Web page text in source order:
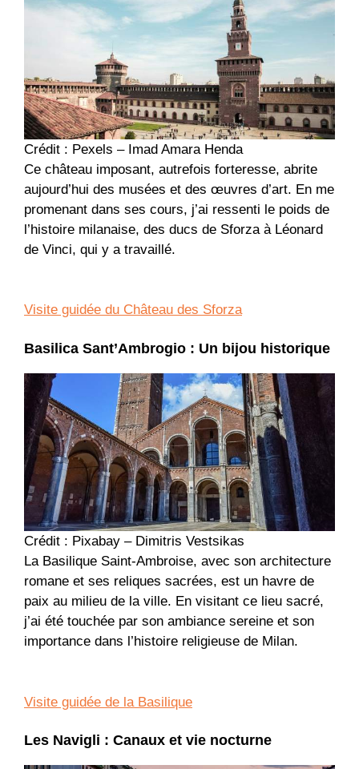
Crédit : Pexels – Imad Amara Henda
Ce château imposant, autrefois forteresse, abrite
aujourd’hui des musées et des œuvres d’art. En me
promenant dans ses cours, j’ai ressenti le poids de
l’histoire milanaise, des ducs de Sforza à Léonard
de Vinci, qui y a travaillé.
Visite guidée du Château des Sforza
Basilica Sant’Ambrogio : Un bijou historique
Crédit : Pixabay – Dimitris Vestsikas
La Basilique Saint-Ambroise, avec son architecture
romane et ses reliques sacrées, est un havre de
paix au milieu de la ville. En visitant ce lieu sacré,
j’ai été touchée par son ambiance sereine et son
importance dans l’histoire religieuse de Milan.
Visite guidée de la Basilique
Les Navigli : Canaux et vie nocturne